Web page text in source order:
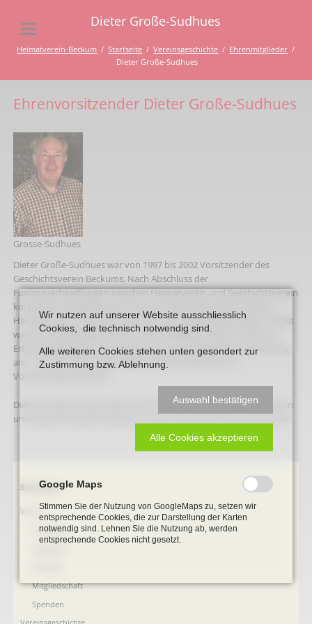
Dieter Große-Sudhues
Heimatverein-Beckum Startseite Vereinsgeschichte
Ehrenmitglieder
Dieter Große-Sudhues
Ehrenvorsitzender Dieter Große-Sudhues
Grosse-Sudhues
Dieter Große-Sudhues war von 1997 bis 2002 Vorsitzender des
Geschichtsverein Beckums. Nach Abschluss der
Fusionsverhandlungen zwischen Heimatverein und Geschichtsverein
konnte die Lokalpresse am 23. Januar 2002 verkünden: “Fusion –
Heimatverein und Geschichtsverein nun offiziell eine Einheit.“ Damit
war ein lang gehegter Wunsch vieler Mitglieder beider Vereine in
Erfüllung gegangen. Die erste gemeinsame Mitgliederversammlung
am 17. Januar 2002 wählte Dieter Große-Sudhues zum 1.
Vorsitzenden(GV/HGV).
Dieter Große-Sudhues blieb bis 2013 Vorsitzender des Heimatverein
und Geschichtsvereins Beckum und ist seit 2013 Ehrenvorsitzender.
Navigation
überspringen
Startseite
Verein
Vorstand
Mitgliedschaft
Spenden
Wir nutzen auf unserer Website ausschliesslich
Cookies, die technisch notwendig sind.
Alle weiteren Cookies stehen unten gesondert zur
Zustimmung bzw. Ablehnung.
Auswahl bestätigen
Alle Cookies akzeptieren
Google Maps
Stimmen Sie der Nutzung von GoogleMaps zu, setzen wir
entsprechende Cookies, die zur Darstellung der Karten
notwendig sind. Lehnen Sie die Nutzung ab, werden
entsprechende Cookies nicht gesetzt.